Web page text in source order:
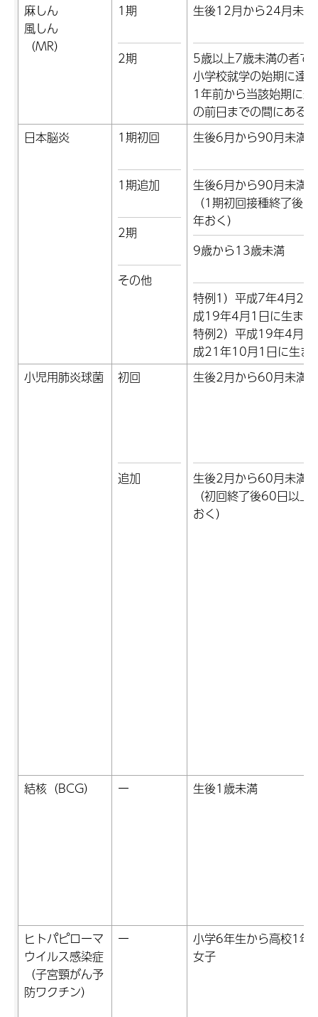
麻しん
風しん
（MR）
1期
2期
生後12月から24月未満
5歳以上7歳未満の者で
小学校就学の始期に達
1年前から当該始期に
の前日までの間にある
日本脳炎
1期初回
1期追加
2期
その他
生後6月から90月未満
生後6月から90月未満
（1期初回接種終了後
年おく）
9歳から13歳未満
特例1）平成7年4月2日
成19年4月1日に生まれ
特例2）平成19年4月2
成21年10月1日に生ま
小児用肺炎球菌
初回
追加
生後2月から60月未満
生後2月から60月未満
（初回終了後60日以上
おく）
結核（BCG） ー 生後1歳未満
ヒトパピローマ
ウイルス感染症
（子宮頸がん予
防ワクチン）
ー
小学6年生から高校1年
女子